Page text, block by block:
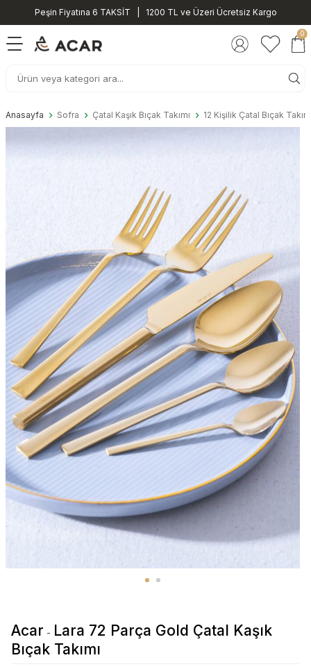
Peşin Fiyatına 6 TAKSİT | 1200 TL ve Üzeri Ücretsiz Kargo
0
Anasayfa Sofra Çatal Kaşık Bıçak Takımı 12 Kişilik Çatal Bıçak
Acar - Lara 72 Parça Gold Çatal Kaşık
Bıçak Takımı